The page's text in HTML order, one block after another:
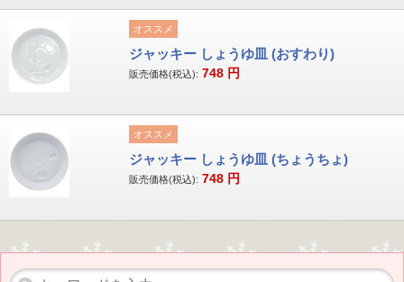
オススメ
ジャッキー しょうゆ皿 (おすわり)
販売価格(税込): 748 円
オススメ
ジャッキー しょうゆ皿 (ちょうちょ)
販売価格(税込): 748 円